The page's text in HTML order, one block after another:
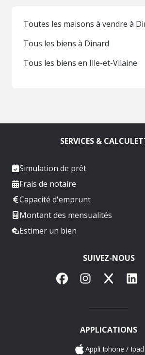
Toutes les maisons à vendre à
Tous les biens à Dinard
Tous les biens en Ille-et-Vilaine
SERVICES &
Simulation de prêt
Frais de notaire
Capacité d'emprunt
Montant des mensualités
Estimer un bien
SUIVEZ-NOUS
FacebookInstagram
X
APPLICATIONS
Appli Iphone / Ipad